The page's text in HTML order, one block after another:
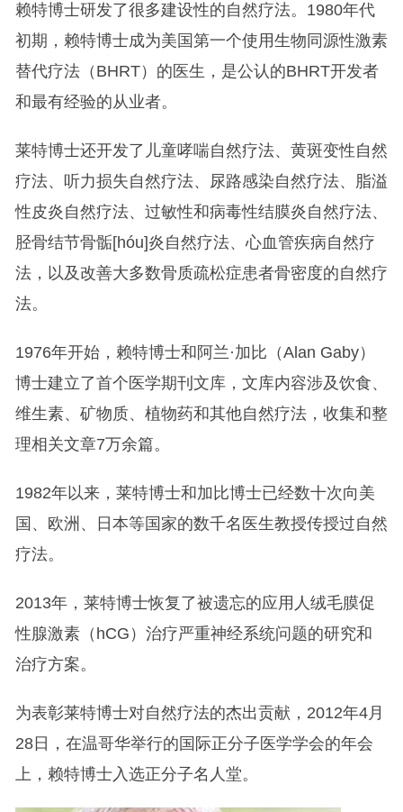
赖特博士研发了很多建设性的自然疗法。1980年代
初期，赖特博士成为美国第一个使用生物同源性激素
替代疗法（BHRT）的医生，是公认的BHRT开发者
和最有经验的从业者。
莱特博士还开发了儿童哮喘自然疗法、黄斑变性自然
疗法、听力损失自然疗法、尿路感染自然疗法、脂溢
性皮炎自然疗法、过敏性和病毒性结膜炎自然疗法、
胫骨结节骨骺[hóu]炎自然疗法、心血管疾病自然疗
法，以及改善大多数骨质疏松症患者骨密度的自然疗
法。
1976年开始，赖特博士和阿兰·加比（Alan Gaby）
博士建立了首个医学期刊文库，文库内容涉及饮食、
维生素、矿物质、植物药和其他自然疗法，收集和整
理相关文章7万余篇。
1982年以来，莱特博士和加比博士已经数十次向美
国、欧洲、日本等国家的数千名医生教授传授过自然
疗法。
2013年，莱特博士恢复了被遗忘的应用人绒毛膜促
性腺激素（hCG）治疗严重神经系统问题的研究和
治疗方案。
为表彰莱特博士对自然疗法的杰出贡献，2012年4月
28日，在温哥华举行的国际正分子医学学会的年会
上，赖特博士入选正分子名人堂。